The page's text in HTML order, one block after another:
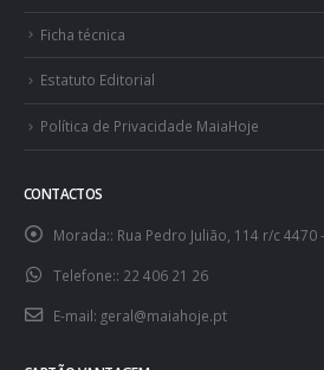
Ficha técnica
Estatuto Editorial
Política de Privacidade MaiaHoje
CONTACTOS
Morada:: Rua Pedro Julião, 114 r/c 4470
Telefone:: 22 406 21 26
E-mail: geral@maiahoje.pt